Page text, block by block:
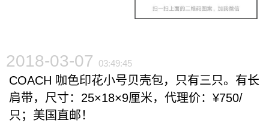
2018-03-07 03:49:45
COACH 咖色印花小号贝壳包，只有三只。有长
肩带，尺寸：25×18×9厘米，代理价：¥750/
只；美国直邮！